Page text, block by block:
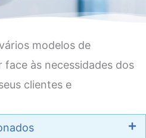
modelos de
às necessidades dos
clientes e